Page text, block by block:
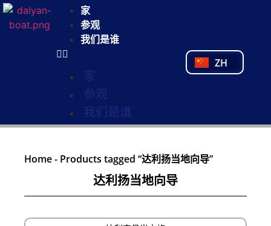
家
参观
我们是谁
家
参观
我们是谁
ZH
PT
TR
Home- Products tagged “达利扬当地向导”
达利扬当地向导